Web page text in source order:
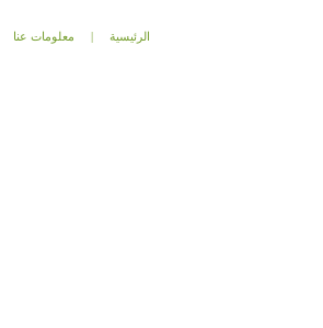
الرئيسية | معلومات عنا